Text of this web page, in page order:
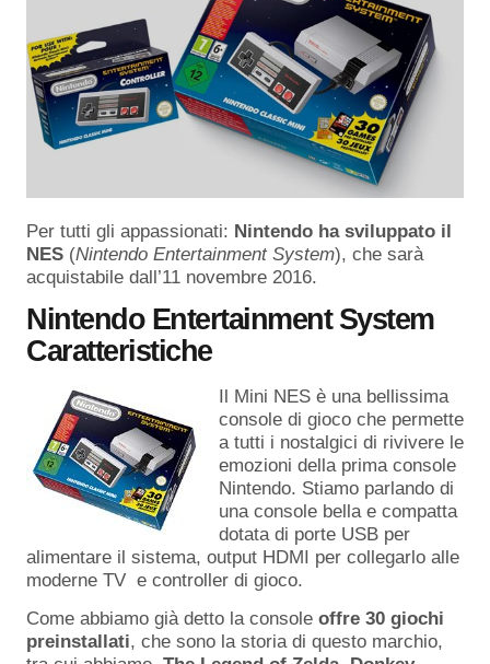
Per tutti gli appassionati: Nintendo ha sviluppato il
NES (Nintendo Entertainment System), che sarà
acquistabile dall’11 novembre 2016.
Nintendo Entertainment System
Caratteristiche
Il Mini NES è una bellissima
console di gioco che permette
a tutti i nostalgici di rivivere le
emozioni della prima console
Nintendo. Stiamo parlando di
una console bella e compatta
dotata di porte USB per
alimentare il sistema, output HDMI per collegarlo alle
moderne TV e controller di gioco.
Come abbiamo già detto la console offre 30 giochi
preinstallati, che sono la storia di questo marchio,